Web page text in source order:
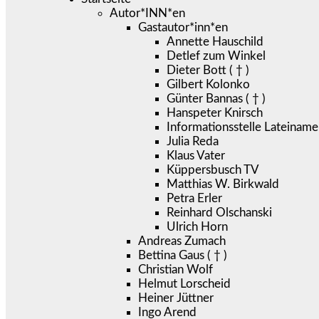
Autor*INN*en
Gastautor*inn*en
Annette Hauschild
Detlef zum Winkel
Dieter Bott ( † )
Gilbert Kolonko
Günter Bannas ( † )
Hanspeter Knirsch
Informationsstelle
Julia Reda
Klaus Vater
Küppersbusch TV
Matthias W. Birkwald
Petra Erler
Reinhard Olschanski
Ulrich Horn
Andreas Zumach
Bettina Gaus ( † )
Christian Wolf
Helmut Lorscheid
Heiner Jüttner
Ingo Arend